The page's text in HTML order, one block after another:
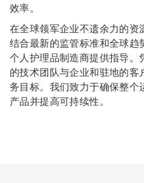
效率。
在全球领军企业不遗余力的资
结合最新的监管标准和全球趋
个人护理品制造商提供指导。
的技术团队与企业和驻地的客
务目标。我们致力于确保整个
产品并提高可持续性。